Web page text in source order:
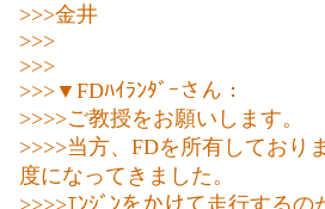
>>>金井
>>>
>>>
>>>▼FDﾊｲﾗﾝﾀﾞｰさん：
>>>>ご教授をお願いします。
>>>>当方、FDを所有しており
度になってきました。
>>>>ｴﾝｼﾞﾝをかけて走行するの